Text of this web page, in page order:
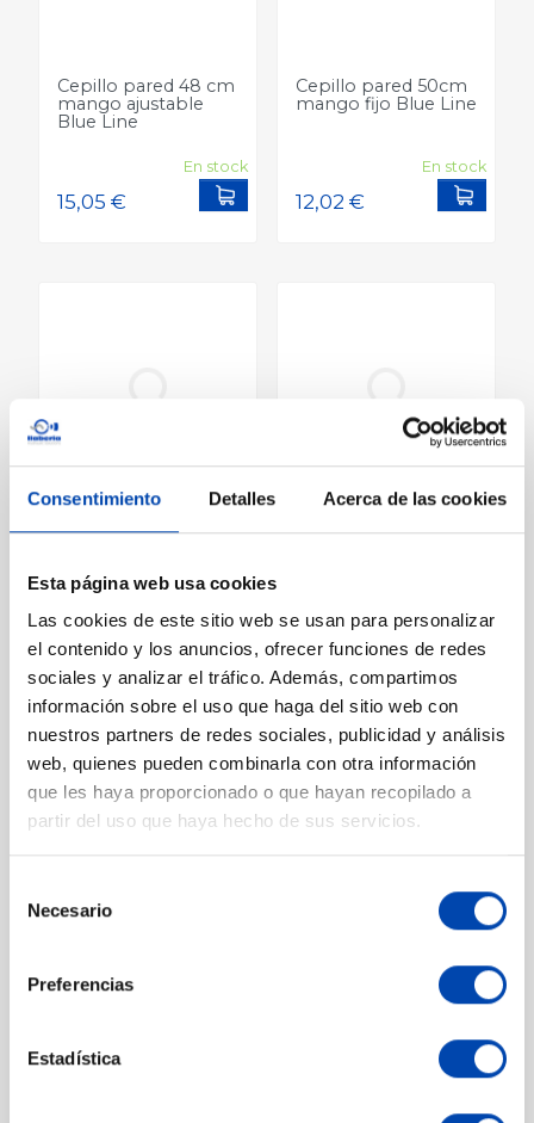
Consentimiento Detalles Acerca de las cookies
Esta página web usa cookies
Las cookies de este sitio web se usan para personalizar
el contenido y los anuncios, ofrecer funciones de redes
sociales y analizar el tráfico. Además, compartimos
información sobre el uso que haga del sitio web con
nuestros partners de redes sociales, publicidad y análisis
web, quienes pueden combinarla con otra información
que les haya proporcionado o que hayan recopilado a
partir del uso que haya hecho de sus servicios.
Necesario
Preferencias
Estadística
Precio
13,24 € Precio
22,74 €
Cepillo pared 48 cm
mango ajustable
Blue Line
En stock
Add to cart
Cepillo pared 50cm
mango fijo Blue Line
En stock
Dosificador de cloro
flotante Blue Line
En stock
Add to cart
Dosificador flotante
Add
Mango de aluminio
Add